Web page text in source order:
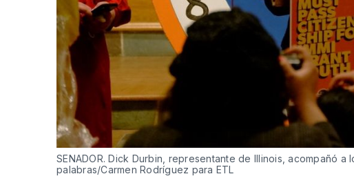
SENADOR. Dick Durbin, representante de Illinois, acompañó
palabras/Carmen Rodríguez para ETL